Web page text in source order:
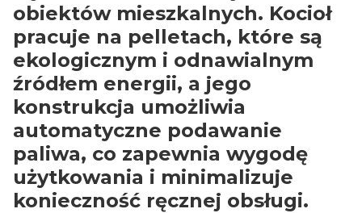
obiektów mieszkalnych. Kocioł
pracuje na pelletach, które są
ekologicznym i odnawialnym
źródłem energii, a jego
konstrukcja umożliwia
automatyczne podawanie
paliwa, co zapewnia wygodę
użytkowania i minimalizuje
konieczność ręcznej obsługi.